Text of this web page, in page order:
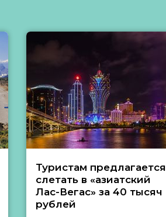
Туристам предлагается
слетать в «азиатский
Лас-Вегас» за 40 тысяч
рублей